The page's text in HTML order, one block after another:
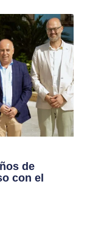
de
con el